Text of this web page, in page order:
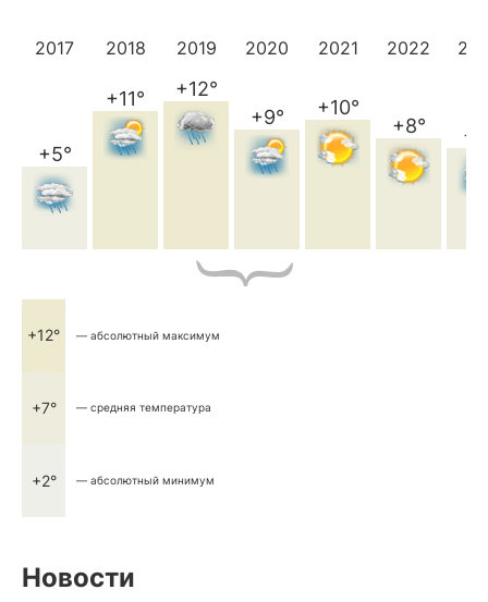
2017
+5°
2018
+11°
2019
+12°
2020
+9°
2021
+10°
2022
+8°
+12° — абсолютный максимум
+7° — средняя температура
+2° — абсолютный минимум
Новости